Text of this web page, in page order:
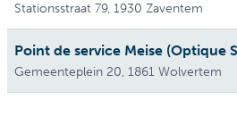
Stationsstraat 79, 1930 Zaventem
Point de service Meise (Optique
Gemeenteplein 20, 1861 Wolvertem